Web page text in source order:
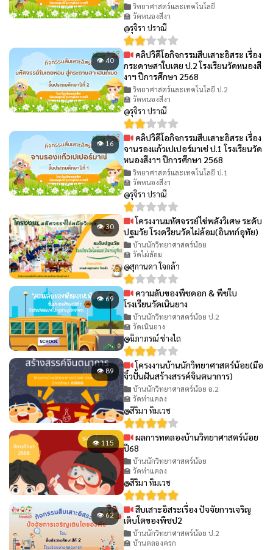
วิทยาศาสตร์และเทคโนโลยี
🏫 วัดหนองสีงา
@รุจิรา ปราณี
👁 40
คลิปวิดีโอกิจกรรมสืบเสาะอิสระ เรื่อง
กระดาษสาใบเตย ป.2 โรงเรียนวัดหนองสี
งาฯ ปีการศึกษา 2568
วิทยาศาสตร์และเทคโนโลยี ป.2
🏫 วัดหนองสีงา
@รุจิรา ปราณี
👁 16
คลิปวิดีโอกิจกรรมสืบเสาะอิสระ เรื่อง
จานรองแก้วเปเปอร์มาเช่ ป.1 โรงเรียนวัด
หนองสีงาฯ ปีการศึกษา 2568
วิทยาศาสตร์และเทคโนโลยี ป.1
🏫 วัดหนองสีงา
@รุจิรา ปราณี
👁 30
โครงงานมหัศจรรย์ไข่พลังวิเศษ ระดับ
ปฐมวัย โรงดรียนวัดไผ่ล้อม(อินทก์อุทัย)
บ้านนักวิทยาศาสตร์น้อย
🏫 วัดไผ่ล้อม
@สุกานดา ใจกล้า
👁 69
ความลับของพืชดอก & พืชใบ
โรงเรียนวัดเนินยาง
บ้านนักวิทยาศาสตร์น้อย ป.2
🏫 วัดเนินยาง
@นิภาภรณ์ ช่างไถ
👁 89
โครงงานบ้านนักวิทยาศาสตร์น้อย(มือ
จิ๋วปั้นฝันสร้างสรรค์จินตนาการ)
บ้านนักวิทยาศาสตร์น้อย อ.2
🏫 วัดท่าแคลง
@สิริมา ทิมเวช
👁 115
ผลการทดลองบ้านวิทยาศาสตร์น้อย
ปี68
บ้านนักวิทยาศาสตร์น้อย
🏫 วัดท่าแคลง
@สิริมา ทิมเวช
👁 62
สืบเสาะอิสระเรื่อง ปัจจัยการเจริญ
เติบโตของพืชป2
บ้านนักวิทยาศาสตร์น้อย ป.2
🏫 บ้านคลองครก